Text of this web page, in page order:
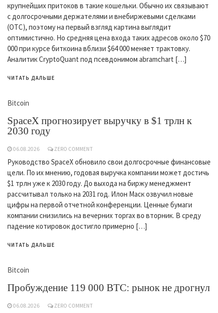
крупнейших притоков в такие кошельки. Обычно их связывают
с долгосрочными держателями и внебиржевыми сделками
(OTC), поэтому на первый взгляд картина выглядит
оптимистично. Но средняя цена входа таких адресов около $70
000 при курсе биткоина вблизи $64 000 меняет трактовку.
Аналитик CryptoQuant под псевдонимом abramchart […]
ЧИТАТЬ ДАЛЬШЕ
Bitcoin
SpaceX прогнозирует выручку в $1 трлн к
2030 году
06.08.2026 ZERO COMMENT
Руководство SpaceX обновило свои долгосрочные финансовые
цели. По их мнению, годовая выручка компании может достичь
$1 трлн уже к 2030 году. До выхода на биржу менеджмент
рассчитывал только на 2031 год. Илон Маск озвучил новые
цифры на первой отчетной конференции. Ценные бумаги
компании снизились на вечерних торгах во вторник. В среду
падение котировок достигло примерно […]
ЧИТАТЬ ДАЛЬШЕ
Bitcoin
Пробуждение 119 000 BTC: рынок не дрогнул
06.08.2026 ZERO COMMENT